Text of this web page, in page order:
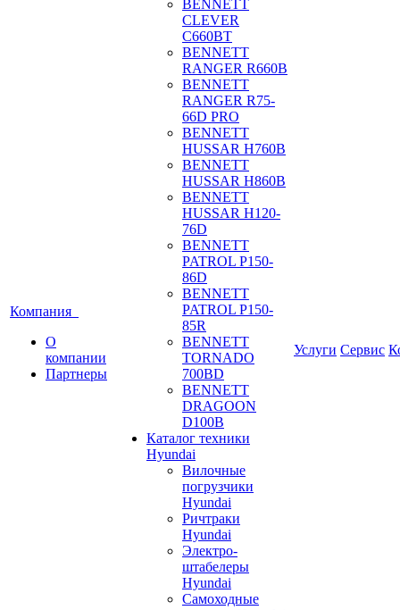
Компания
О
компании
Партнеры
BENNETT
CLEVER
C660BT
BENNETT
RANGER R660B
BENNETT
RANGER R75-
66D PRO
BENNETT
HUSSAR H760B
BENNETT
HUSSAR H860B
BENNETT
HUSSAR H120-
76D
BENNETT
PATROL P150-
86D
BENNETT
PATROL P150-
85R
BENNETT
TORNADO
700BD
BENNETT
DRAGOON
D100B
Каталог техники
Hyundai
Вилочные
погрузчики
Hyundai
Ричтраки
Hyundai
Электро-
штабелеры
Hyundai
Самоходные
Услуги Сервис